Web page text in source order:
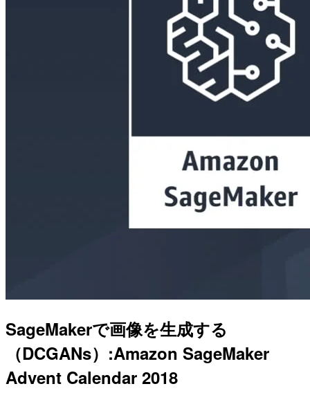
SageMakerで画像を生成する
（DCGANs）:Amazon SageMaker
Advent Calendar 2018